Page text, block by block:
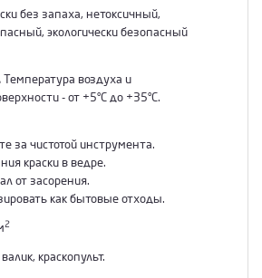
без запаха, нетоксичный,
экологически безопасный
Температура воздуха и
- от +5°С до +35°С.
за чистотой инструмента.
краски в ведре.
от засорения.
как бытовые отходы.
2
краскопульт.